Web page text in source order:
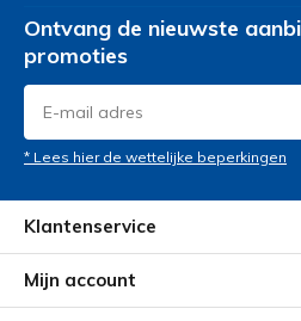
Ontvang de nieuwste
promoties
* Lees hier de wettelijke beperkingen
Klantenservice
Mijn account